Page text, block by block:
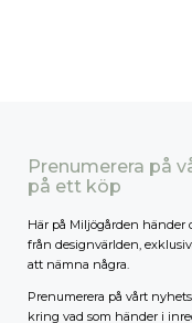
Prenumerera på
på ett köp
Här på Miljögården händer
från designvärlden,
att nämna några.
Prenumerera på vårt
kring vad som händer i